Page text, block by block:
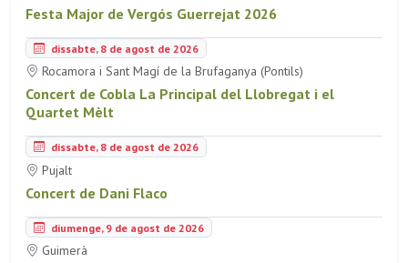
Festa Major de Vergós Guerrejat 2026
dissabte, 8 de agost de 2026
Rocamora i Sant Magí de la Brufaganya (Pontils)
Concert de Cobla La Principal del Llobregat i el
Quartet Mèlt
dissabte, 8 de agost de 2026
Pujalt
Concert de Dani Flaco
diumenge, 9 de agost de 2026
Guimerà